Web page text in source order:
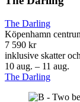
The Darling
Köpenhamn
7 590 kr
inklusive skatter
10 aug. – 11 aug.
The Darling